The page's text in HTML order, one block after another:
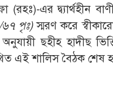
৬৭ পৃঃ)স্মরণ করে
অনুযায়ী ছহীহ
এই শালিস বৈঠক শেষ